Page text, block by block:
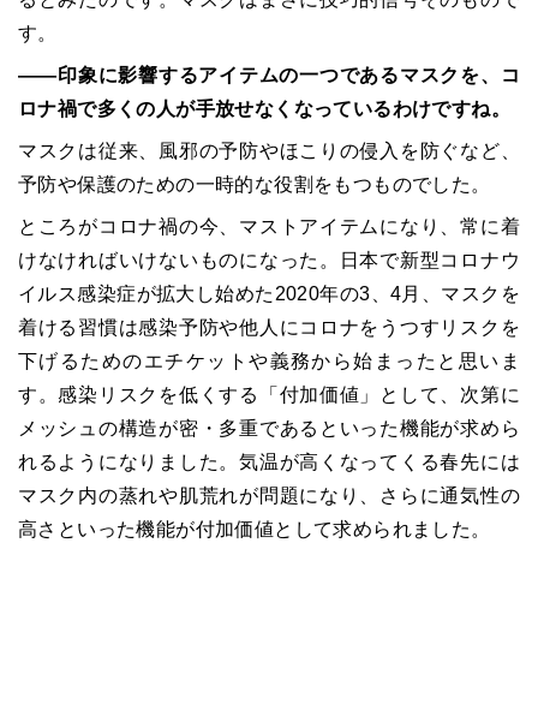
す。
――印象に影響するアイテムの一つであるマスクを、コ
ロナ禍で多くの人が手放せなくなっているわけですね。
マスクは従来、風邪の予防やほこりの侵入を防ぐなど、
予防や保護のための一時的な役割をもつものでした。
ところがコロナ禍の今、マストアイテムになり、常に着
けなければいけないものになった。日本で新型コロナウ
イルス感染症が拡大し始めた2020年の3、4月、マスクを
着ける習慣は感染予防や他人にコロナをうつすリスクを
下げるためのエチケットや義務から始まったと思いま
す。感染リスクを低くする「付加価値」として、次第に
メッシュの構造が密・多重であるといった機能が求めら
れるようになりました。気温が高くなってくる春先には
マスク内の蒸れや肌荒れが問題になり、さらに通気性の
高さといった機能が付加価値として求められました。